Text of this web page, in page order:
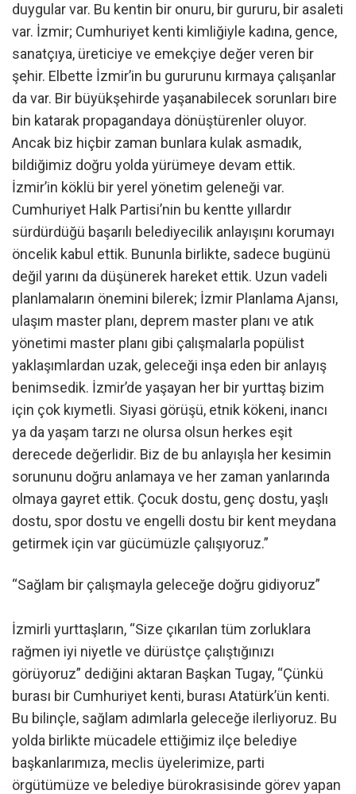
duygular var. Bu kentin bir onuru, bir gururu, bir asaleti
var. İzmir; Cumhuriyet kenti kimliğiyle kadına, gence,
sanatçıya, üreticiye ve emekçiye değer veren bir
şehir. Elbette İzmir’in bu gururunu kırmaya çalışanlar
da var. Bir büyükşehirde yaşanabilecek sorunları bire
bin katarak propagandaya dönüştürenler oluyor.
Ancak biz hiçbir zaman bunlara kulak asmadık,
bildiğimiz doğru yolda yürümeye devam ettik.
İzmir’in köklü bir yerel yönetim geleneği var.
Cumhuriyet Halk Partisi’nin bu kentte yıllardır
sürdürdüğü başarılı belediyecilik anlayışını korumayı
öncelik kabul ettik. Bununla birlikte, sadece bugünü
değil yarını da düşünerek hareket ettik. Uzun vadeli
planlamaların önemini bilerek; İzmir Planlama Ajansı,
ulaşım master planı, deprem master planı ve atık
yönetimi master planı gibi çalışmalarla popülist
yaklaşımlardan uzak, geleceği inşa eden bir anlayış
benimsedik. İzmir’de yaşayan her bir yurttaş bizim
için çok kıymetli. Siyasi görüşü, etnik kökeni, inancı
ya da yaşam tarzı ne olursa olsun herkes eşit
derecede değerlidir. Biz de bu anlayışla her kesimin
sorununu doğru anlamaya ve her zaman yanlarında
olmaya gayret ettik. Çocuk dostu, genç dostu, yaşlı
dostu, spor dostu ve engelli dostu bir kent meydana
getirmek için var gücümüzle çalışıyoruz.”
“Sağlam bir çalışmayla geleceğe doğru gidiyoruz”
İzmirli yurttaşların, “Size çıkarılan tüm zorluklara
rağmen iyi niyetle ve dürüstçe çalıştığınızı
görüyoruz” dediğini aktaran Başkan Tugay, “Çünkü
burası bir Cumhuriyet kenti, burası Atatürk’ün kenti.
Bu bilinçle, sağlam adımlarla geleceğe ilerliyoruz. Bu
yolda birlikte mücadele ettiğimiz ilçe belediye
başkanlarımıza, meclis üyelerimize, parti
örgütümüze ve belediye bürokrasisinde görev yapan